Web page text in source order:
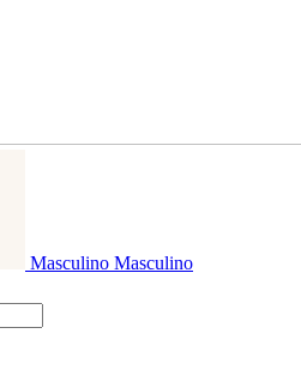
Masculino Masculino